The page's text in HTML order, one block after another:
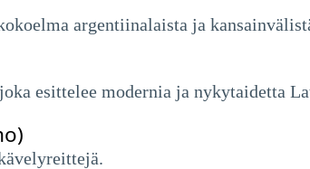
argentiinalaista ja
esittelee modernia ja nykytaidetta